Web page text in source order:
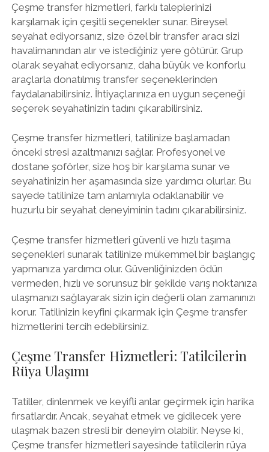
Çeşme transfer hizmetleri, farklı taleplerinizi
karşılamak için çeşitli seçenekler sunar. Bireysel
seyahat ediyorsanız, size özel bir transfer aracı sizi
havalimanından alır ve istediğiniz yere götürür. Grup
olarak seyahat ediyorsanız, daha büyük ve konforlu
araçlarla donatılmış transfer seçeneklerinden
faydalanabilirsiniz. İhtiyaçlarınıza en uygun seçeneği
seçerek seyahatinizin tadını çıkarabilirsiniz.
Çeşme transfer hizmetleri, tatilinize başlamadan
önceki stresi azaltmanızı sağlar. Profesyonel ve
dostane şoförler, size hoş bir karşılama sunar ve
seyahatinizin her aşamasında size yardımcı olurlar. Bu
sayede tatilinize tam anlamıyla odaklanabilir ve
huzurlu bir seyahat deneyiminin tadını çıkarabilirsiniz.
Çeşme transfer hizmetleri güvenli ve hızlı taşıma
seçenekleri sunarak tatilinize mükemmel bir başlangıç
yapmanıza yardımcı olur. Güvenliğinizden ödün
vermeden, hızlı ve sorunsuz bir şekilde varış noktanıza
ulaşmanızı sağlayarak sizin için değerli olan zamanınızı
korur. Tatilinizin keyfini çıkarmak için Çeşme transfer
hizmetlerini tercih edebilirsiniz.
Çeşme Transfer Hizmetleri: Tatilcilerin
Rüya Ulaşımı
Tatiller, dinlenmek ve keyifli anlar geçirmek için harika
fırsatlardır. Ancak, seyahat etmek ve gidilecek yere
ulaşmak bazen stresli bir deneyim olabilir. Neyse ki,
Çeşme transfer hizmetleri sayesinde tatilcilerin rüya